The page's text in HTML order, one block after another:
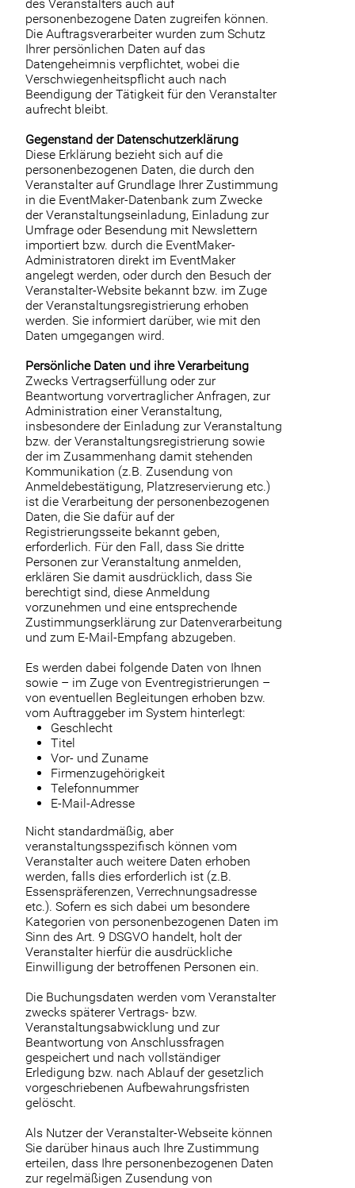
des Veranstalters auch auf
personenbezogene Daten zugreifen können.
Die Auftragsverarbeiter wurden zum Schutz
Ihrer persönlichen Daten auf das
Datengeheimnis verpflichtet, wobei die
Verschwiegenheitspflicht auch nach
Beendigung der Tätigkeit für den Veranstalter
aufrecht bleibt.
Gegenstand der Datenschutzerklärung
Diese Erklärung bezieht sich auf die
personenbezogenen Daten, die durch den
Veranstalter auf Grundlage Ihrer Zustimmung
in die EventMaker-Datenbank zum Zwecke
der Veranstaltungseinladung, Einladung zur
Umfrage oder Besendung mit Newslettern
importiert bzw. durch die EventMaker-
Administratoren direkt im EventMaker
angelegt werden, oder durch den Besuch der
Veranstalter-Website bekannt bzw. im Zuge
der Veranstaltungsregistrierung erhoben
werden. Sie informiert darüber, wie mit den
Daten umgegangen wird.
Persönliche Daten und ihre Verarbeitung
Zwecks Vertragserfüllung oder zur
Beantwortung vorvertraglicher Anfragen, zur
Administration einer Veranstaltung,
insbesondere der Einladung zur Veranstaltung
bzw. der Veranstaltungsregistrierung sowie
der im Zusammenhang damit stehenden
Kommunikation (z.B. Zusendung von
Anmeldebestätigung, Platzreservierung etc.)
ist die Verarbeitung der personenbezogenen
Daten, die Sie dafür auf der
Registrierungsseite bekannt geben,
erforderlich. Für den Fall, dass Sie dritte
Personen zur Veranstaltung anmelden,
erklären Sie damit ausdrücklich, dass Sie
berechtigt sind, diese Anmeldung
vorzunehmen und eine entsprechende
Zustimmungserklärung zur Datenverarbeitung
und zum E-Mail-Empfang abzugeben.
Es werden dabei folgende Daten von Ihnen
sowie – im Zuge von Eventregistrierungen –
von eventuellen Begleitungen erhoben bzw.
vom Auftraggeber im System hinterlegt:
Geschlecht
Titel
Vor- und Zuname
Firmenzugehörigkeit
Telefonnummer
E-Mail-Adresse
Nicht standardmäßig, aber
veranstaltungsspezifisch können vom
Veranstalter auch weitere Daten erhoben
werden, falls dies erforderlich ist (z.B.
Essenspräferenzen, Verrechnungsadresse
etc.). Sofern es sich dabei um besondere
Kategorien von personenbezogenen Daten im
Sinn des Art. 9 DSGVO handelt, holt der
Veranstalter hierfür die ausdrückliche
Einwilligung der betroffenen Personen ein.
Die Buchungsdaten werden vom Veranstalter
zwecks späterer Vertrags- bzw.
Veranstaltungsabwicklung und zur
Beantwortung von Anschlussfragen
gespeichert und nach vollständiger
Erledigung bzw. nach Ablauf der gesetzlich
vorgeschriebenen Aufbewahrungsfristen
gelöscht.
Als Nutzer der Veranstalter-Webseite können
Sie darüber hinaus auch Ihre Zustimmung
erteilen, dass Ihre personenbezogenen Daten
zur regelmäßigen Zusendung von